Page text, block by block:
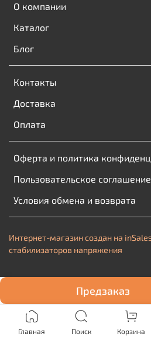
Предзаказ
О компании
Каталог
Блог
Контакты
Доставка
Оплата
Оферта и политика
Пользовательское соглашение
Условия обмена и возврата
Интернет-магазин создан на
стабилизаторов напряжения
Главная Поиск Корзина